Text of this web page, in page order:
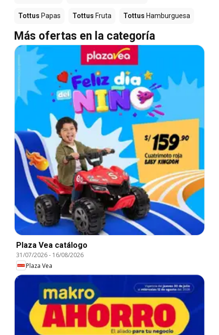
Tottus Papas Tottus Fruta Tottus Hamburguesa
Más ofertas en la categoría
Plaza Vea catálogo
31/07/2026- 16/08/2026
Plaza Vea